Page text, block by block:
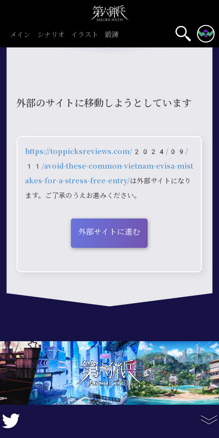
メイン シナリオ イラスト 鍛錬
外部のサイトに移動しようとしています
https://toppicksreviews.com/2024/09/
11/avoid-these-common-vietnam-evisa-mist
akes-for-a-stress-free-entry/は外部サイトになり
ます。ご了承のうえお進みください。
外部サイトに進む